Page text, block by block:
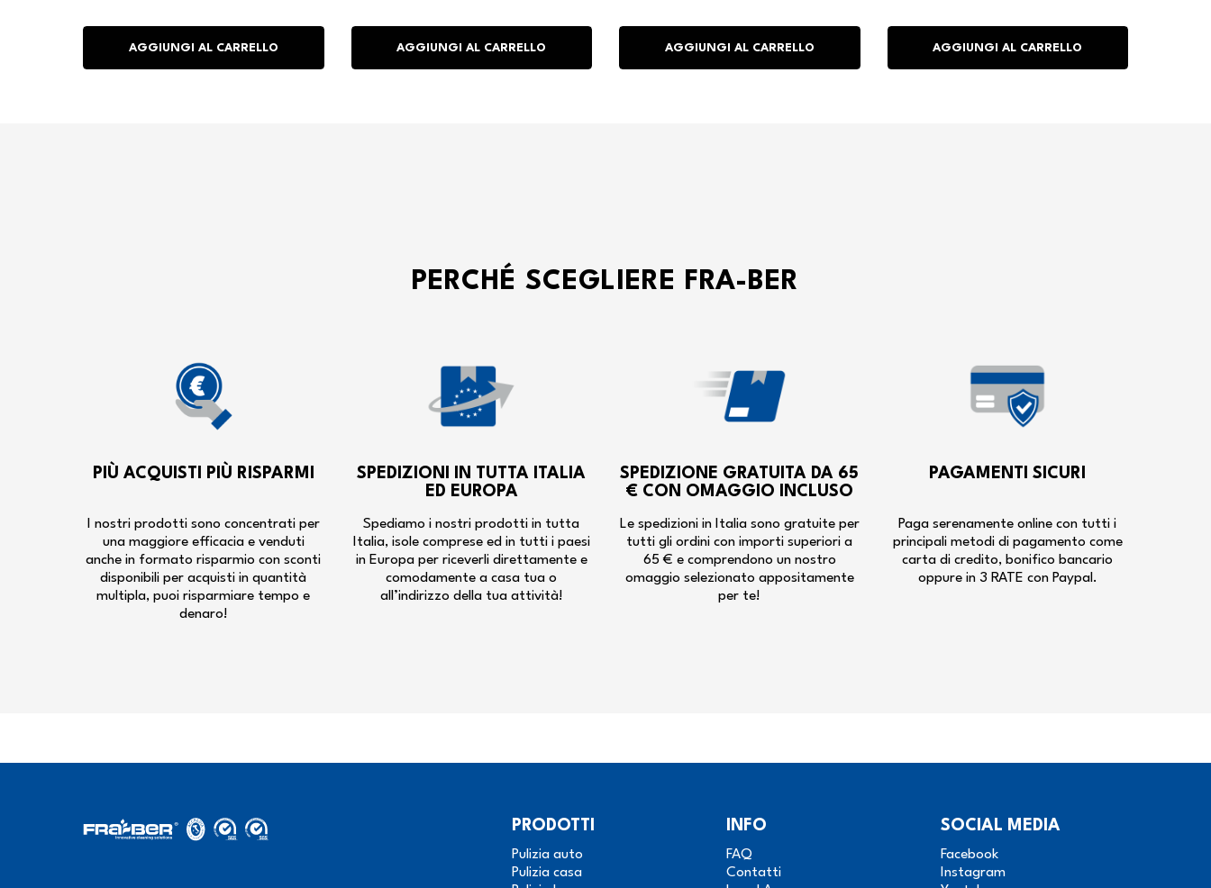
PERCHÉ SCEGLIERE FRA-BER
PIÙ ACQUISTI PIÙ RISPARMI
I nostri prodotti sono concentrati per
una maggiore efficacia e venduti
anche in formato risparmio con sconti
disponibili per acquisti in quantità
multipla, puoi risparmiare tempo e
denaro!
SPEDIZIONI IN TUTTA ITALIA
ED EUROPA
Spediamo i nostri prodotti in tutta
Italia, isole comprese ed in tutti i paesi
in Europa per riceverli direttamente e
comodamente a casa tua o
all’indirizzo della tua attività!
SPEDIZIONE GRATUITA DA 65
€ CON OMAGGIO INCLUSO
Le spedizioni in Italia sono gratuite per
tutti gli ordini con importi superiori a
65 € e comprendono un nostro
omaggio selezionato appositamente
per te!
PAGAMENTI SICURI
Paga serenamente online con tutti i
principali metodi di pagamento come
carta di credito, bonifico bancario
oppure in 3 RATE con Paypal.
PRODOTTI
Pulizia auto
Pulizia casa
INFO
FAQ
Contatti
SOCIAL MEDIA
Facebook
Instagram